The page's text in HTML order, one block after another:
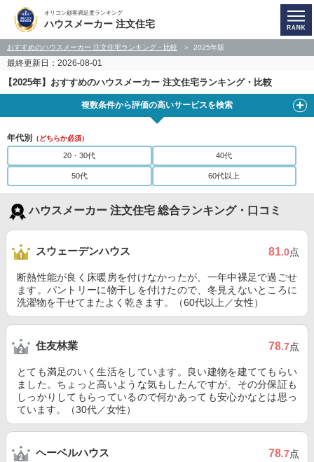
オリコン顧客満足度ランキング
ハウスメーカー 注文住宅
おすすめのハウスメーカー 注文住宅ランキング・比較 2025年版
最終更新日：2026-08-01
【2025年】おすすめのハウスメーカー 注文住宅ランキング・比較
複数条件から評価の高いサービスを検索
年代別 （どちらか必須）
20・30代 40代
50代 60代以上
ハウスメーカー 注文住宅 総合ランキング・口コミ
スウェーデンハウス 81.0点
断熱性能が良く床暖房を付けなかったが、一年中裸足で過ごせ
ます。パントリーに物干しを付けたので、冬見えないところに
洗濯物を干せてまたよく乾きます。（60代以上／女性）
住友林業 78.7点
とても満足のいく生活をしています。良い建物を建ててもらい
ました。ちょっと高いような気もしたんですが、その分保証も
しっかりしてもらっているので何かあっても安心かなとは思っ
ています。（30代／女性）
ヘーベルハウス 78.7点